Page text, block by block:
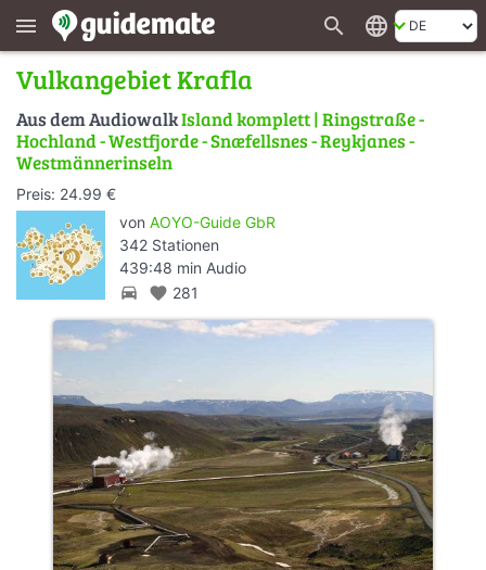
menu search language
Vulkangebiet Krafla
Aus dem AudiowalkIsland komplett | Ringstraße -
Hochland - Westfjorde - Snæfellsnes - Reykjanes -
Westmännerinseln
Preis: 24.99 €
von AOYO-Guide GbR
342 Stationen
439:48 min Audio
directions_car favorite 281